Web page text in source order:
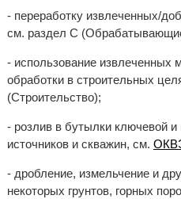
- переработку извлеченных/
см. раздел C
- использование извлеченных
обработки в строительных
(Строительство);
- розлив в бутылки ключевой
источников и скважин, см.
- дробление, измельчение и
некоторых грунтов, горных